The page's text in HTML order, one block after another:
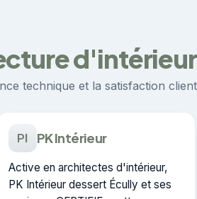
d'intérieur
technique et la satisfaction
PI PK Intérieur
Active en architectes d'intérieur,
PK Intérieur dessert Écully et ses